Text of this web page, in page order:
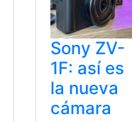
Sony ZV-
1F: así es
la nueva
cámara